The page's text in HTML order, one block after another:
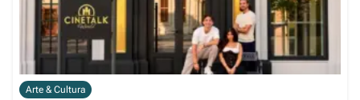
Arte & Cultura